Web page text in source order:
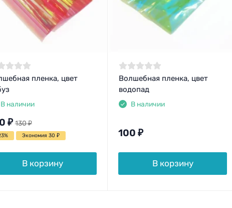
пленка, цвет
В наличии
₽ 130₽
Экономия 30 ₽
В корзину
Волшебная пленка, цвет
водопад
В наличии
100 ₽
В корзину